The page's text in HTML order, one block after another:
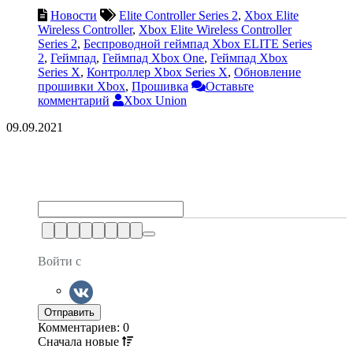
Новости Elite Controller Series 2, Xbox Elite
Wireless Controller, Xbox Elite Wireless Controller
Series 2, Беспроводной геймпад Xbox ELITE Series
2, Геймпад, Геймпад Xbox One, Геймпад Xbox
Series X, Контроллер Xbox Series X, Обновление
прошивки Xbox, Прошивка
Оставьте
комментарий
Xbox Union
09.09.2021
Войти с
Комментариев: 0
Сначала новые